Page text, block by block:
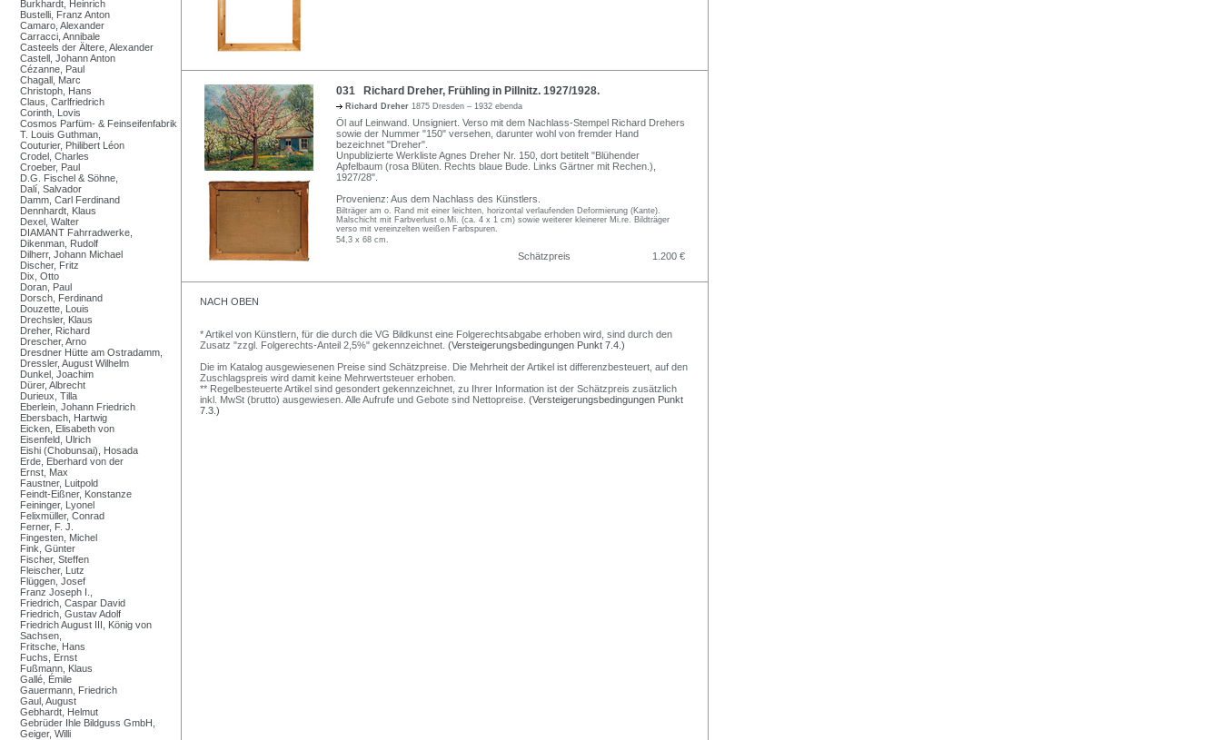
Burkhardt, Heinrich
Bustelli, Franz Anton
Camaro, Alexander
Carracci, Annibale
Casteels der Ältere, Alexander
Castell, Johann Anton
Cézanne, Paul
Chagall, Marc
Christoph, Hans
Claus, Carlfriedrich
Corinth, Lovis
Cosmos Parfüm- & Feinseifenfabrik
T. Louis Guthman,
Couturier, Philibert Léon
Crodel, Charles
Croeber, Paul
D.G. Fischel & Söhne,
Dalí, Salvador
Damm, Carl Ferdinand
Dennhardt, Klaus
Dexel, Walter
DIAMANT Fahrradwerke,
Dikenman, Rudolf
Dilherr, Johann Michael
Discher, Fritz
Dix, Otto
Doran, Paul
Dorsch, Ferdinand
Douzette, Louis
Drechsler, Klaus
Dreher, Richard
Drescher, Arno
Dresdner Hütte am Ostradamm,
Dressler, August Wilhelm
Dunkel, Joachim
Dürer, Albrecht
Durieux, Tilla
Eberlein, Johann Friedrich
Ebersbach, Hartwig
Eicken, Elisabeth von
Eisenfeld, Ulrich
Eishi (Chobunsai), Hosada
Erde, Eberhard von der
Ernst, Max
Faustner, Luitpold
Feindt-Eißner, Konstanze
Feininger, Lyonel
Felixmüller, Conrad
Ferner, F. J.
Fingesten, Michel
Fink, Günter
Fischer, Steffen
Fleischer, Lutz
Flüggen, Josef
Franz Joseph I.,
Friedrich, Caspar David
Friedrich, Gustav Adolf
Friedrich August III, König von
Sachsen,
Fritsche, Hans
Fuchs, Ernst
Fußmann, Klaus
Gallé, Émile
Gauermann, Friedrich
Gaul, August
Gebhardt, Helmut
Gebrüder Ihle Bildguss GmbH,
Geiger, Willi
031 Richard Dreher, Frühling in Pillnitz. 1927/1928.
Richard Dreher 1875 Dresden – 1932 ebenda
Öl auf Leinwand. Unsigniert. Verso mit dem Nachlass-Stempel Richard Drehers
sowie der Nummer "150" versehen, darunter wohl von fremder Hand
bezeichnet "Dreher".
Unpublizierte Werkliste Agnes Dreher Nr. 150, dort betitelt "Blühender
Apfelbaum (rosa Blüten. Rechts blaue Bude. Links Gärtner mit Rechen.),
1927/28".
Provenienz: Aus dem Nachlass des Künstlers.
Bilträger am o. Rand mit einer leichten, horizontal verlaufenden Deformierung (Kante).
Malschicht mit Farbverlust o.Mi. (ca. 4 x 1 cm) sowie weiterer kleinerer Mi.re. Bildträger
verso mit vereinzelten weißen Farbspuren.
54,3 x 68 cm.
Schätzpreis 1.200 €
NACH OBEN
* Artikel von Künstlern, für die durch die VG Bildkunst eine Folgerechtsabgabe erhoben wird, sind durch den
Zusatz "zzgl. Folgerechts-Anteil 2,5%" gekennzeichnet. (Versteigerungsbedingungen Punkt 7.4.)
Die im Katalog ausgewiesenen Preise sind Schätzpreise. Die Mehrheit der Artikel ist differenzbesteuert, auf den
Zuschlagspreis wird damit keine Mehrwertsteuer erhoben.
** Regelbesteuerte Artikel sind gesondert gekennzeichnet, zu Ihrer Information ist der Schätzpreis zusätzlich
inkl. MwSt (brutto) ausgewiesen. Alle Aufrufe und Gebote sind Nettopreise. (Versteigerungsbedingungen Punkt
7.3.)